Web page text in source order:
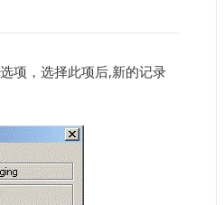
项，选择此项后,新的记录